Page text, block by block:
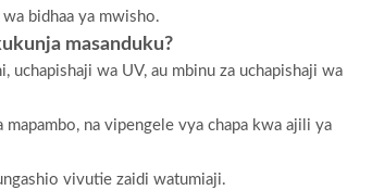
bidhaa ya mwisho.
masanduku?
uchapishaji wa UV, au mbinu za uchapishaji wa
na vipengele vya chapa kwa ajili ya
vivutie zaidi watumiaji.